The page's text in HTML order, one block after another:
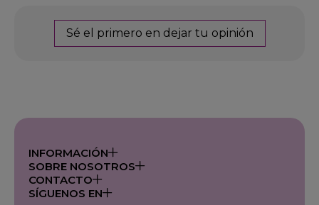
Sé el primero en dejar tu opinión
INFORMACIÓN
SOBRE NOSOTROS
CONTACTO
SÍGUENOS EN